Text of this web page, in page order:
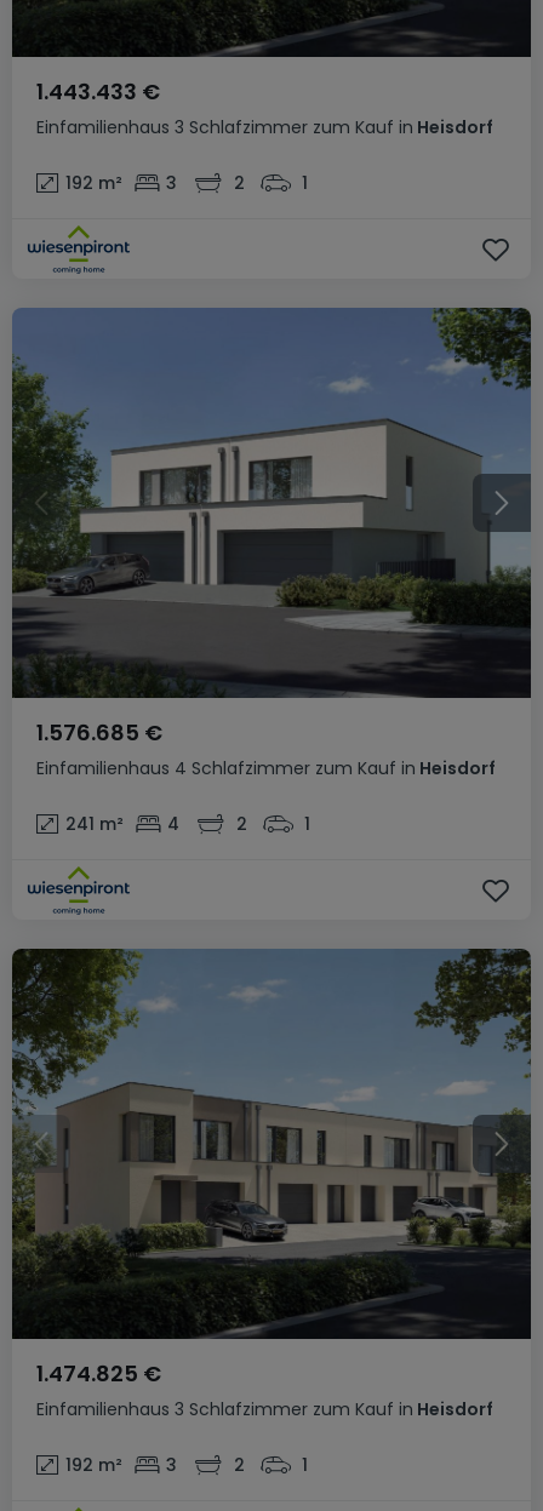
Einfamilienhaus 3 Schlafzimmer zum Kauf in Heisdorf
1.443.433 €
192 m² 3 2 1
Einfamilienhaus 4 Schlafzimmer zum Kauf in Heisdorf
1.576.685 €
241 m² 4 2 1
Einfamilienhaus 3 Schlafzimmer zum Kauf in Heisdorf
1.474.825 €
192 m² 3 2 1